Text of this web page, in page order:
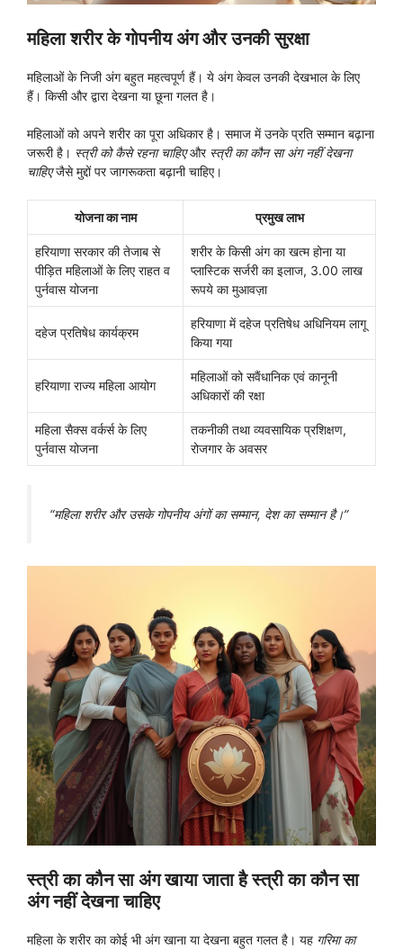
महिला शरीर के गोपनीय अंग और उनकी सुरक्षा
महिलाओं के निजी अंग बहुत महत्वपूर्ण हैं। ये अंग केवल उनकी देखभाल के लिए
हैं। किसी और द्वारा देखना या छूना गलत है।
महिलाओं को अपने शरीर का पूरा अधिकार है। समाज में उनके प्रति सम्मान बढ़ाना
जरूरी है। स्त्री को कैसे रहना चाहिएऔर स्त्री का कौन सा अंग नहीं देखना
चाहिएजैसे मुद्दों पर जागरूकता बढ़ानी चाहिए।
योजना का नाम प्रमुख लाभ
हरियाणा सरकार की तेजाब से
पीड़ित महिलाओं के लिए राहत व
पुर्नवास योजना
शरीर के किसी अंग का खत्म होना या
प्लास्टिक सर्जरी का इलाज, 3.00 लाख
रूपये का मुआवज़ा
दहेज प्रतिषेध कार्यक्रम
हरियाणा में दहेज प्रतिषेध अधिनियम लागू
किया गया
हरियाणा राज्य महिला आयोग
महिलाओं को सवैंधानिक एवं कानूनी
अधिकारों की रक्षा
महिला सैक्स वर्कर्स के लिए
पुर्नवास योजना
तकनीकी तथा व्यवसायिक प्रशिक्षण,
रोजगार के अवसर
“महिला शरीर और उसके गोपनीय अंगों का सम्मान, देश का सम्मान है।”
स्त्री का कौन सा अंग खाया जाता है स्त्री का कौन सा
अंग नहीं देखना चाहिए
महिला के शरीर का कोई भी अंग खाना या देखना बहुत गलत है। यह गरिमा का